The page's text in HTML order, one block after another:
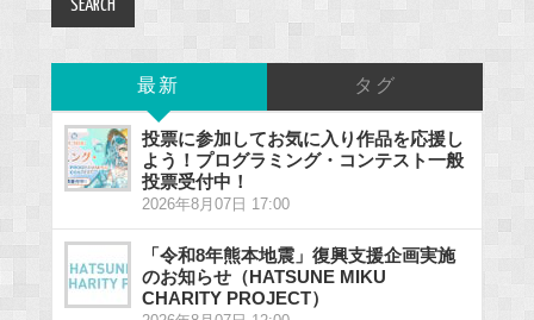
最新 タグ
投票に参加してお気に入り作品を応援し
よう！プログラミング・コンテスト一般
投票受付中！
2026年8月07日 17:00
「令和8年熊本地震」復興支援企画実施
のお知らせ（HATSUNE MIKU
CHARITY PROJECT）